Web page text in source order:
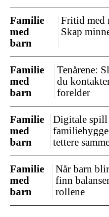
Fritid med
Skap
Familie
med
barn
Tenårene:
du
forelder
Familie
med
barn
Digitale spill
tettere
Familie
med
barn
Når barn
finn
rollene
Familie
med
barn